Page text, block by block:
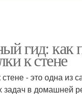
гид: как
к стене
- это одна из
задач в домашней